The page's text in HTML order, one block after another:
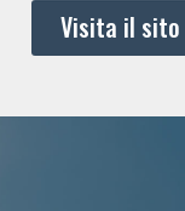
Visita il